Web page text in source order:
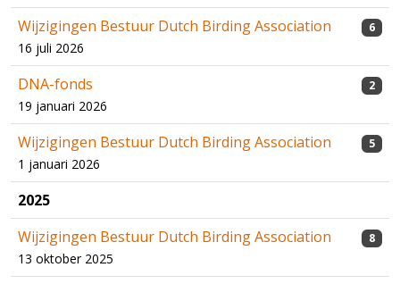
Wijzigingen Bestuur Dutch Birding Association
16 juli 2026
6
DNA-fonds
19 januari 2026
2
Wijzigingen Bestuur Dutch Birding Association
1 januari 2026
5
2025
Wijzigingen Bestuur Dutch Birding Association
13 oktober 2025
8